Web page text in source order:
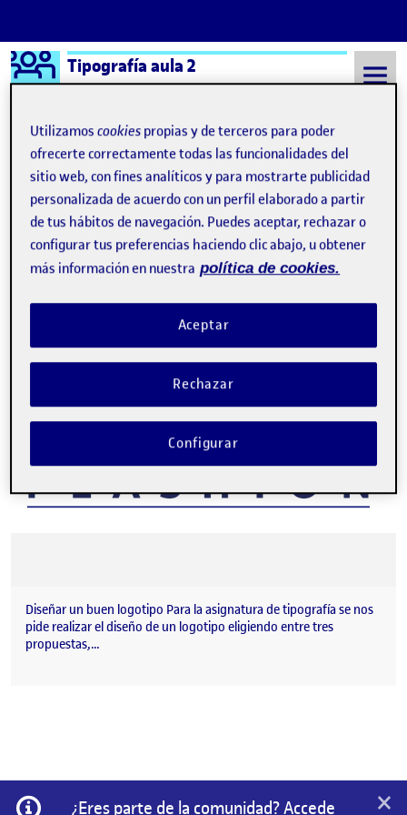
Saltar al contenido
Logo Ágora
Tipografía aula 2
Semestre 20211 - Aula 2 Francisco Rodríguez González
Francisco Rodríguez
González
Diseñar un buen logotipo- PEC3
Francisco Rodríguez González
Diseñar un buen logotipo Para la asignatura de tipografía se nos
pide realizar el diseño de un logotipo eligiendo entre tres
propuestas,…
Información
¿Eres parte de la comunidad? Accede ×
Utilizamoscookies propias y de terceros para poder
ofrecerte correctamente todas las funcionalidades del
sitio web, con fines analíticos y para mostrarte publicidad
personalizada de acuerdo con un perfil elaborado a partir
de tus hábitos de navegación. Puedes aceptar, rechazar o
configurar tus preferencias haciendo clic abajo, u obtener
más información en nuestra política de cookies.
Rechazar
Aceptar
Configurar